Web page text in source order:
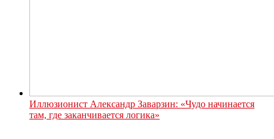
Иллюзионист Александр Заварзин: «Чудо начинается
там, где заканчивается логика»